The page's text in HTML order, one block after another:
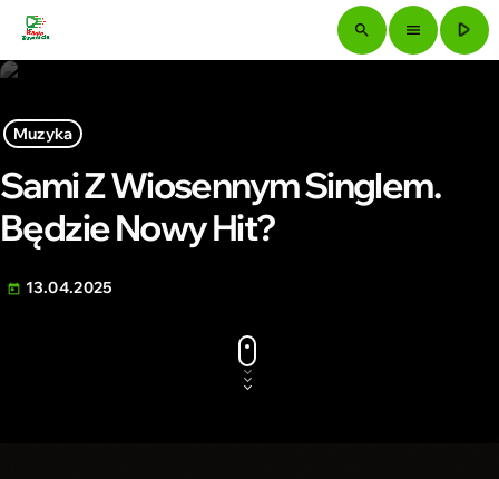
search menu play_arrow
Muzyka
Sami Z Wiosennym Singlem.
Będzie Nowy Hit?
today 13.04.2025